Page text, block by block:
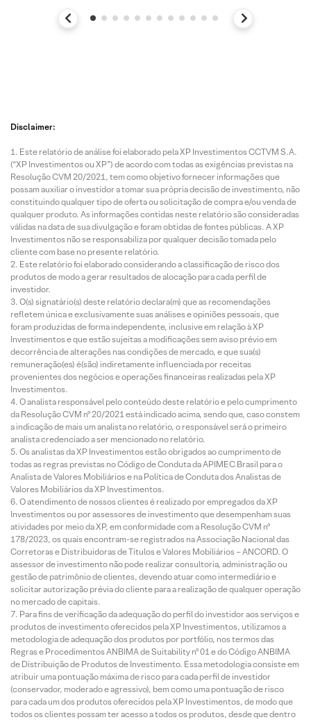
Disclaimer:
Este relatório de análise foi elaborado pela XP Investimentos CCTVM S.A.
(“XP Investimentos ou XP”) de acordo com todas as exigências previstas na
Resolução CVM 20/2021, tem como objetivo fornecer informações que
possam auxiliar o investidor a tomar sua própria decisão de investimento, não
constituindo qualquer tipo de oferta ou solicitação de compra e/ou venda de
qualquer produto. As informações contidas neste relatório são consideradas
válidas na data de sua divulgação e foram obtidas de fontes públicas. A XP
Investimentos não se responsabiliza por qualquer decisão tomada pelo
cliente com base no presente relatório.
Este relatório foi elaborado considerando a classificação de risco dos
produtos de modo a gerar resultados de alocação para cada perfil de
investidor.
O(s) signatário(s) deste relatório declara(m) que as recomendações
refletem única e exclusivamente suas análises e opiniões pessoais, que
foram produzidas de forma independente, inclusive em relação à XP
Investimentos e que estão sujeitas a modificações sem aviso prévio em
decorrência de alterações nas condições de mercado, e que sua(s)
remuneração(es) é(são) indiretamente influenciada por receitas
provenientes dos negócios e operações financeiras realizadas pela XP
Investimentos.
O analista responsável pelo conteúdo deste relatório e pelo cumprimento
da Resolução CVM nº 20/2021 está indicado acima, sendo que, caso constem
a indicação de mais um analista no relatório, o responsável será o primeiro
analista credenciado a ser mencionado no relatório.
Os analistas da XP Investimentos estão obrigados ao cumprimento de
todas as regras previstas no Código de Conduta da APIMEC Brasil para o
Analista de Valores Mobiliários e na Política de Conduta dos Analistas de
Valores Mobiliários da XP Investimentos.
O atendimento de nossos clientes é realizado por empregados da XP
Investimentos ou por assessores de investimento que desempenham suas
atividades por meio da XP, em conformidade com a Resolução CVM nº
178/2023, os quais encontram-se registrados na Associação Nacional das
Corretoras e Distribuidoras de Títulos e Valores Mobiliários – ANCORD. O
assessor de investimento não pode realizar consultoria, administração ou
gestão de patrimônio de clientes, devendo atuar como intermediário e
solicitar autorização prévia do cliente para a realização de qualquer operação
no mercado de capitais.
Para fins de verificação da adequação do perfil do investidor aos serviços e
produtos de investimento oferecidos pela XP Investimentos, utilizamos a
metodologia de adequação dos produtos por portfólio, nos termos das
Regras e Procedimentos ANBIMA de Suitability nº 01 e do Código ANBIMA
de Distribuição de Produtos de Investimento. Essa metodologia consiste em
atribuir uma pontuação máxima de risco para cada perfil de investidor
(conservador, moderado e agressivo), bem como uma pontuação de risco
para cada um dos produtos oferecidos pela XP Investimentos, de modo que
todos os clientes possam ter acesso a todos os produtos, desde que dentro